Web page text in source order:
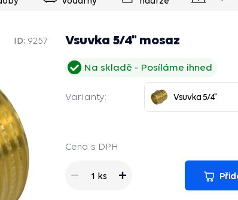
Vsuvka 5/4" mosaz
ID: 9257
Na skladě Posíláme ihned
Varianty: Vsuvka 5/4"
Cena s DPH
1 ks